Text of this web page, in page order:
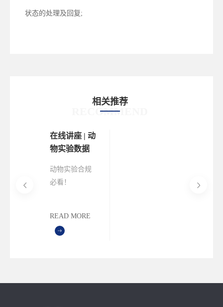
状态的处理及回复;
相关推荐
RECOMMEND
在线讲座 | 动
物实验数据
溯、合规
——国产
一站式解决
方案
动物实验合规
必看！
效分析、无纸
化记录、样本
力数据真实可
READ MORE